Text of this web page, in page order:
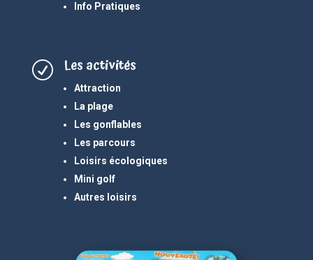
Info Pratiques
R Les activités
Attraction
La plage
Les gonflables
Les parcours
Loisirs écologiques
Mini golf
Autres loisirs